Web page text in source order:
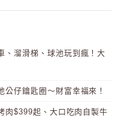
、溜滑梯、球池玩到瘋！大
仔鑰匙圈～財富幸福來！
肉$399起、大口吃肉自製牛